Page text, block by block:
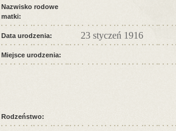
Nazwisko rodowe
matki:
Data urodzenia: 23 styczeń 1916
Miejsce urodzenia:
Rodzeństwo: